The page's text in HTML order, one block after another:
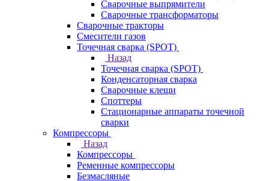
Сварочные выпрямители
Сварочные трансформаторы
Сварочные тракторы
Смесители газов
Точечная сварка (SPOT)
Назад
Точечная сварка (SPOT)
Конденсаторная сварка
Сварочные клещи
Споттеры
Стационарные аппараты точечной
сварки
Компрессоры
Назад
Компрессоры
Ременные компрессоры
Безмасляные